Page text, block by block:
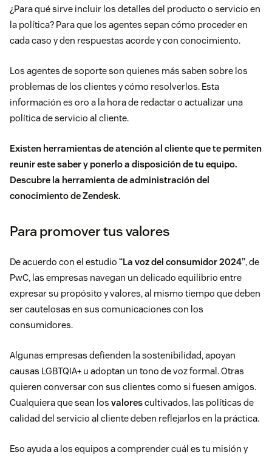
¿Para qué sirve incluir los detalles del producto o servicio en
la política? Para que los agentes sepan cómo proceder en
cada caso y den respuestas acorde y con conocimiento.
Los agentes de soporte son quienes más saben sobre los
problemas de los clientes y cómo resolverlos. Esta
información es oro a la hora de redactar o actualizar una
política de servicio al cliente.
Existen herramientas de atención al cliente que te permiten
reunir este saber y ponerlo a disposición de tu equipo.
Descubre la herramienta de administración del
conocimiento de Zendesk.
Para promover tus valores
De acuerdo con el estudio “La voz del consumidor 2024”, de
PwC, las empresas navegan un delicado equilibrio entre
expresar su propósito y valores, al mismo tiempo que deben
ser cautelosas en sus comunicaciones con los
consumidores.
Algunas empresas defienden la sostenibilidad, apoyan
causas LGBTQIA+ u adoptan un tono de voz formal. Otras
quieren conversar con sus clientes como si fuesen amigos.
Cualquiera que sean los valorescultivados, las políticas de
calidad del servicio al cliente deben reflejarlos en la práctica.
Eso ayuda a los equipos a comprender cuál es tu misión y